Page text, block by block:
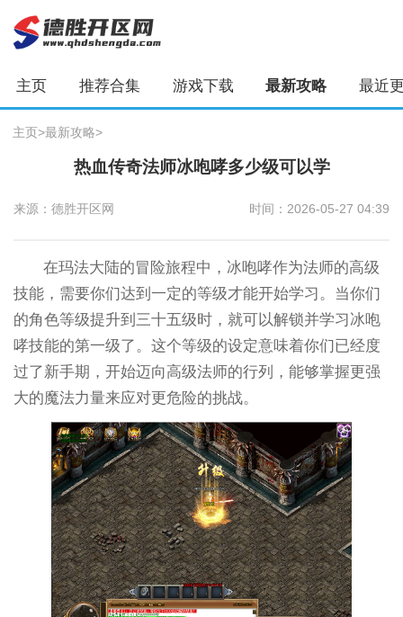
主页 推荐合集 游戏下载 最新攻略 最近
主页>最新攻略>
热血传奇法师冰咆哮多少级可以学
来源：德胜开区网 时间：2026-05-27 04:39
在玛法大陆的冒险旅程中，冰咆哮作为法师的高级
技能，需要你们达到一定的等级才能开始学习。当你们
的角色等级提升到三十五级时，就可以解锁并学习冰咆
哮技能的第一级了。这个等级的设定意味着你们已经度
过了新手期，开始迈向高级法师的行列，能够掌握更强
大的魔法力量来应对更危险的挑战。